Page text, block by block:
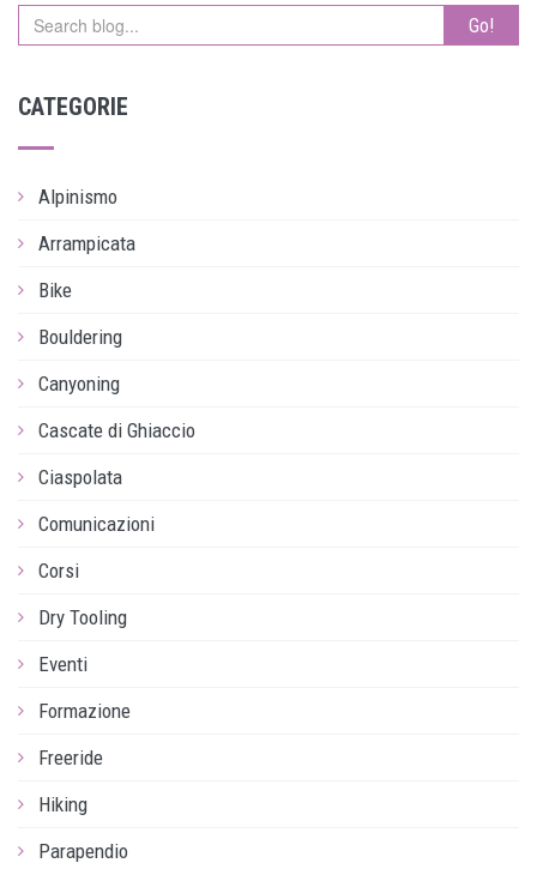
Go!
CATEGORIE
Alpinismo
Arrampicata
Bike
Bouldering
Canyoning
Cascate di Ghiaccio
Ciaspolata
Comunicazioni
Corsi
Dry Tooling
Eventi
Formazione
Freeride
Hiking
Parapendio